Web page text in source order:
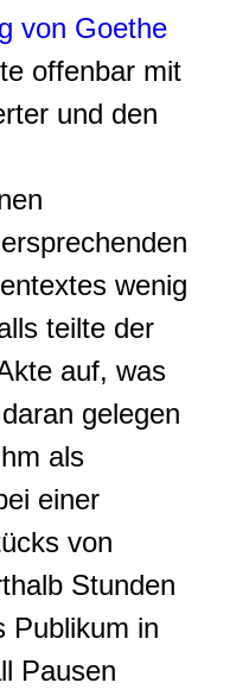
von Goethe
offenbar mit
und den
wenig
teilte der
auf, was
gelegen
als
einer
von
Stunden
Publikum in
Pausen